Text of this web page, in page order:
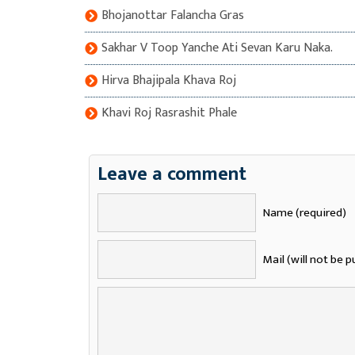
Bhojanottar Falancha Gras
Sakhar V Toop Yanche Ati Sevan Karu Naka.
Hirva Bhajipala Khava Roj
Khavi Roj Rasrashit Phale
Leave a comment
Name (required)
Mail (will not be